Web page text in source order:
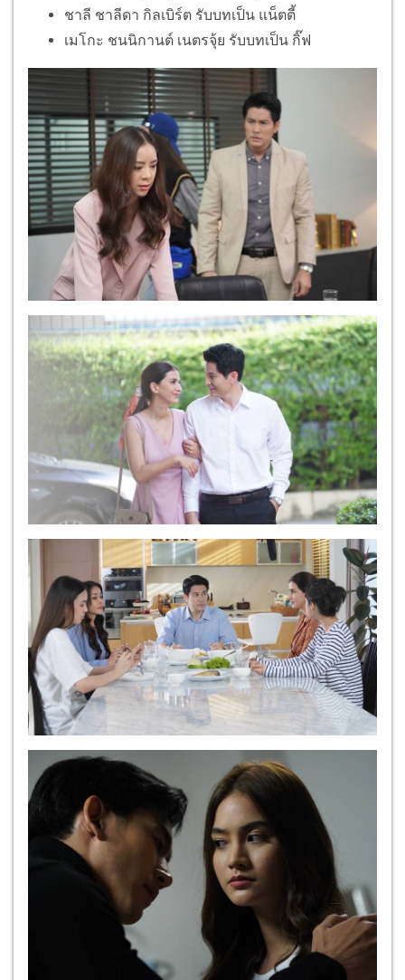
ชาลี ชาลีดา กิลเบิร์ต รับบทเป็น แน็ตตี้
เมโกะ ชนนิกานต์ เนตรจุ้ย รับบทเป็น กิ๊ฟ